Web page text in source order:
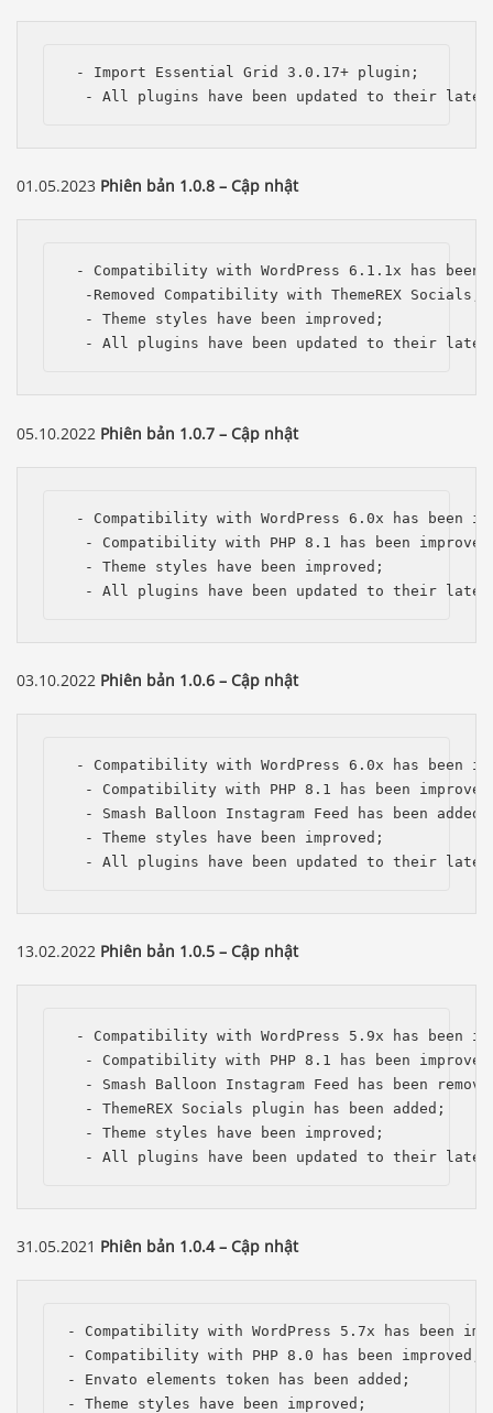
- Import Essential Grid 3.0.17+ plugin;
- All plugins have been updated to their
01.05.2023 Phiên bản 1.0.8 – Cập nhật
- Compatibility with WordPress 6.1.1x has been
  -Removed Compatibility with ThemeREX Socials;
  - Theme styles have been improved;
- All plugins have been updated to their
05.10.2022 Phiên bản 1.0.7 – Cập nhật
- Compatibility with WordPress 6.0x has been
- Compatibility with PHP 8.1 has been
  - Theme styles have been improved;
- All plugins have been updated to their
03.10.2022 Phiên bản 1.0.6 – Cập nhật
- Compatibility with WordPress 6.0x has been
- Compatibility with PHP 8.1 has been
  - Smash Balloon Instagram Feed has been added;
  - Theme styles have been improved;
- All plugins have been updated to their
13.02.2022 Phiên bản 1.0.5 – Cập nhật
- Compatibility with WordPress 5.9x has been
- Compatibility with PHP 8.1 has been
- Smash Balloon Instagram Feed has been
  - ThemeREX Socials plugin has been added;
  - Theme styles have been improved;
- All plugins have been updated to their
31.05.2021 Phiên bản 1.0.4 – Cập nhật
- Compatibility with WordPress 5.7x has been
- Compatibility with PHP 8.0 has been improved;
- Envato elements token has been added;
- Theme styles have been improved;